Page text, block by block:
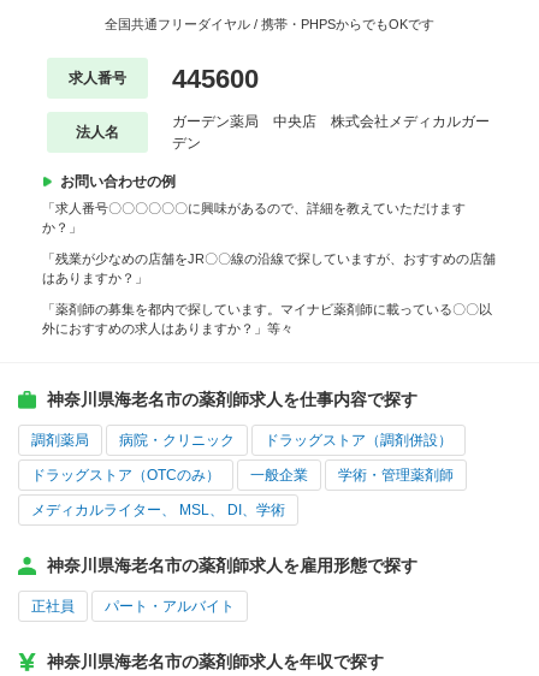
全国共通フリーダイヤル / 携帯・PHPSからでもOKです
求人番号 445600
法人名
ガーデン薬局 中央店 株式会社メディカルガー
デン
お問い合わせの例
「求人番号〇〇〇〇〇〇に興味があるので、詳細を教えていただけます
か？」
「残業が少なめの店舗をJR〇〇線の沿線で探していますが、おすすめの店舗
はありますか？」
「薬剤師の募集を都内で探しています。マイナビ薬剤師に載っている〇〇以
外におすすめの求人はありますか？」等々
神奈川県海老名市の薬剤師求人を仕事内容で探す
調剤薬局 病院・クリニック ドラッグストア（調剤併設）
ドラッグストア（OTCのみ） 一般企業 学術・管理薬剤師
メディカルライター、 MSL、 DI、学術
神奈川県海老名市の薬剤師求人を雇用形態で探す
正社員 パート・アルバイト
神奈川県海老名市の薬剤師求人を年収で探す